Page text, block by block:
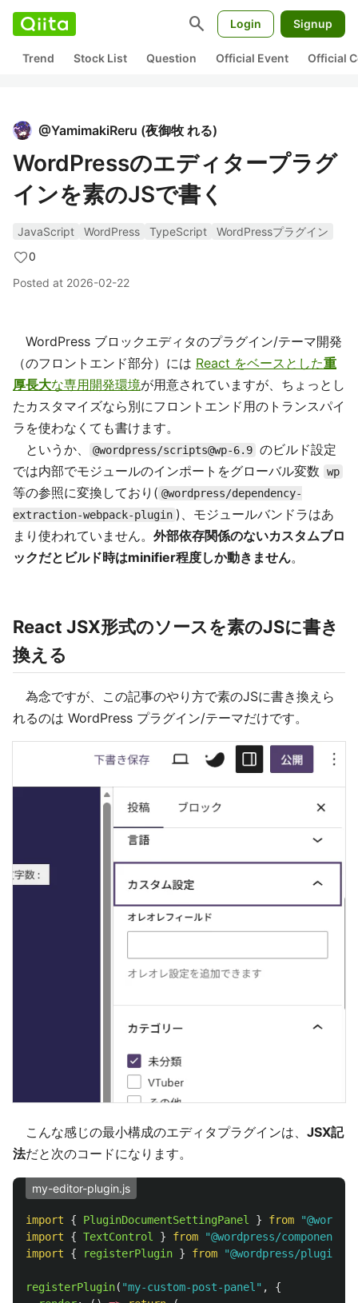
search Login Signup
Trend Stock List Question Official Event Official
@YamimakiReru (夜御牧 れる)
WordPressのエディタープラグ
インを素のJSで書く
JavaScript WordPress TypeScript
WordPressプラグイン
0
Posted at 2026-02-22
WordPress ブロックエディタのプラグイン/テーマ開発
（のフロントエンド部分）には React をベースとした重
厚長大な専用開発環境が用意されていますが、ちょっとし
たカスタマイズなら別にフロントエンド用のトランスパイ
ラを使わなくても書けます。
というか、
@wordpress/scripts@wp-6.9 のビルド設定
では内部でモジュールのインポートをグローバル変数
wp
等の参照に変換しており( @wordpress/dependency-
extraction-webpack-plugin )、モジュールバンドラはあ
まり使われていません。 外部依存関係のないカスタムブロ
ックだとビルド時はminifier程度しか動きません。
React JSX形式のソースを素のJSに書き
換える
為念ですが、この記事のやり方で素のJSに書き換えら
れるのは WordPress プラグイン/テーマだけです。
こんな感じの最小構成のエディタプラグインは、 JSX記
法だと次のコードになります。
my-editor-plugin.js
import { PluginDocumentSettingPanel } from "
import
{ TextControl } from "@wordpress/components
import
{ registerPlugin } from "@wordpress/plugins
registerPlugin( "my-custom-post-panel " ,
{